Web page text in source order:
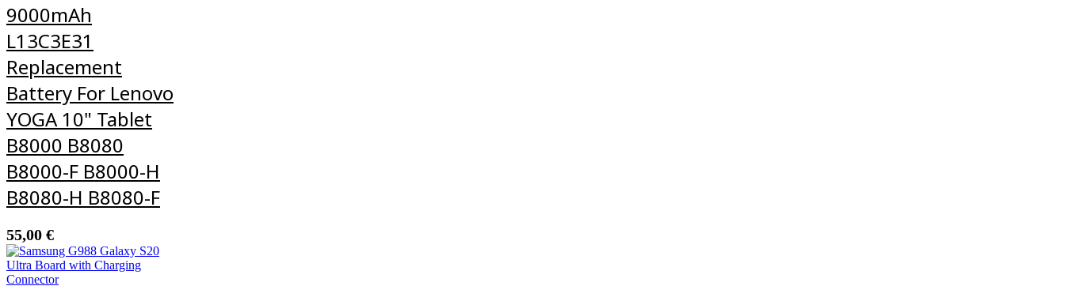
9000mAh
L13C3E31
Replacement
Battery For Lenovo
YOGA 10" Tablet
B8000 B8080
B8000-F B8000-H
B8080-H B8080-F
55,00 €